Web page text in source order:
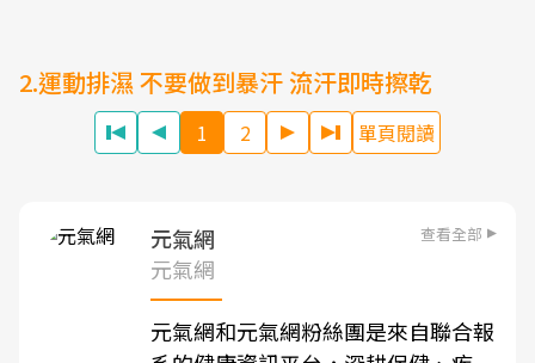
2.運動排濕 不要做到暴汗 流汗即時擦乾
1 2 單頁閱讀
元氣網 查看全部
元氣網
元氣網和元氣網粉絲團是來自聯合報